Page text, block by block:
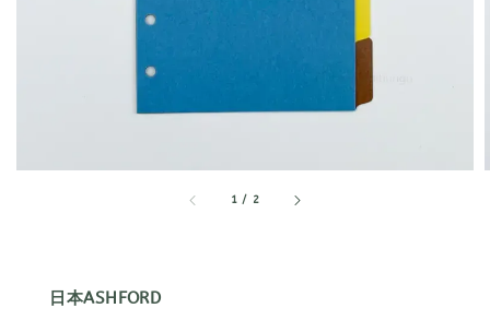
1 / 2
日本ASHFORD